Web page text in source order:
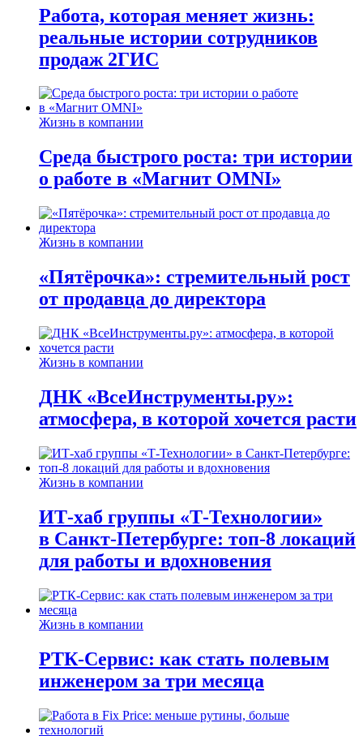
Работа, которая меняет жизнь:
реальные истории сотрудников
продаж 2ГИС
Жизнь в компании
Среда быстрого роста: три истории
о работе в «Магнит OMNI»
Жизнь в компании
«Пятёрочка»: стремительный рост
от продавца до директора
Жизнь в компании
ДНК «ВсеИнструменты.ру»:
атмосфера, в которой хочется расти
Жизнь в компании
ИТ-хаб группы «Т-Технологии»
в Санкт-Петербурге: топ-8 локаций
для работы и вдохновения
Жизнь в компании
РТК-Сервис: как стать полевым
инженером за три месяца